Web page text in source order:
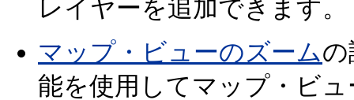
レイヤーを追加できます。
マップ・ビューのズーム
能を使用してマップ・ビ